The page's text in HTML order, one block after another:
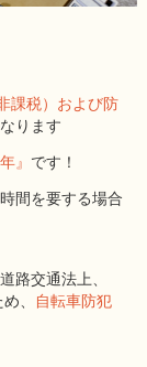
課税）および防
ります
』 です！
間を要する場合
路交通法上、
、
自転車防犯